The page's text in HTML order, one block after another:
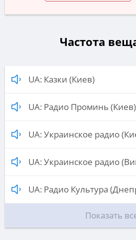
Частота
UA: Казки (Киев)
UA: Радио Проминь (Киев)
UA: Украинское радио
UA: Украинское радио
UA: Радио Культура
Показать